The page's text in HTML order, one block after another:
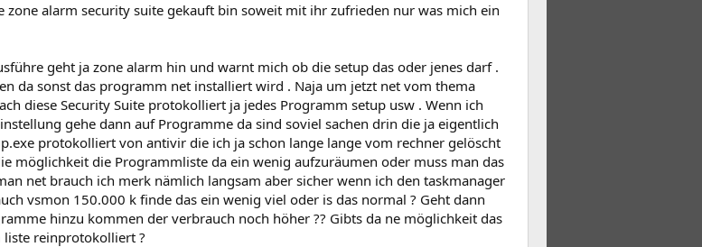
zone alarm security suite gekauft bin soweit mit ihr zufrieden nur was mich ein
geht ja zone alarm hin und warnt mich ob die setup das oder jenes darf .
da sonst das programm net installiert wird . Naja um jetzt net vom thema
diese Security Suite protokolliert ja jedes Programm setup usw . Wenn ich
gehe dann auf Programme da sind soviel sachen drin die ja eigentlich
protokolliert von antivir die ich ja schon lange lange vom rechner gelöscht
möglichkeit die Programmliste da ein wenig aufzuräumen oder muss man das
net brauch ich merk nämlich langsam aber sicher wenn ich den taskmanager
vsmon 150.000 k finde das ein wenig viel oder is das normal ? Geht dann
hinzu kommen der verbrauch noch höher ?? Gibts da ne möglichkeit das
reinprotokolliert ?